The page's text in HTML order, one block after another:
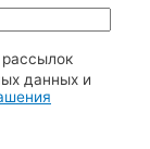
данных и